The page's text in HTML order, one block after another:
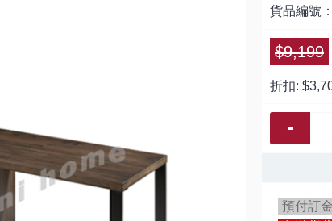
貨品編號：
$9,199
折扣:
-
預付訂金